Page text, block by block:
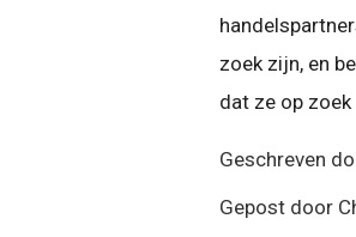
zoek zijn, en
dat ze op
Geschreven
Gepost door